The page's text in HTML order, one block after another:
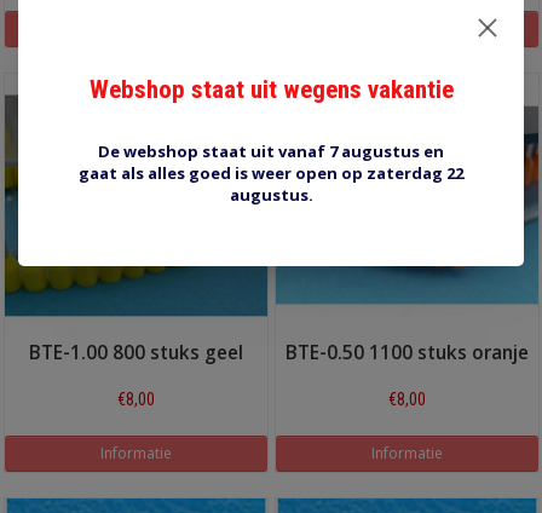
BTE-1.00 800 stuks geel
€8,00
Informatie
BTE-0.50 1100 stuks oranje
€8,00
Informatie
Webshop staat uit wegens vakantie
De webshop staat uit vanaf 7 augustus en
gaat als alles goed is weer open op zaterdag 22
augustus.